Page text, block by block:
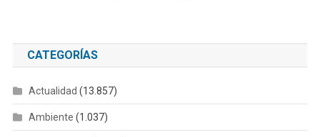
CATEGORÍAS
Actualidad (13.857)
Ambiente (1.037)